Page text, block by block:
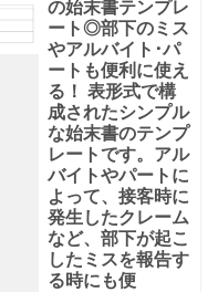
の始末書テンプレ
ート◎部下のミス
やアルバイト･パ
ートも便利に使え
る！ 表形式で構
成されたシンプル
な始末書のテンプ
レートです。アル
バイトやパートに
よって、接客時に
発生したクレーム
など、部下が起こ
したミスを報告す
る時にも便